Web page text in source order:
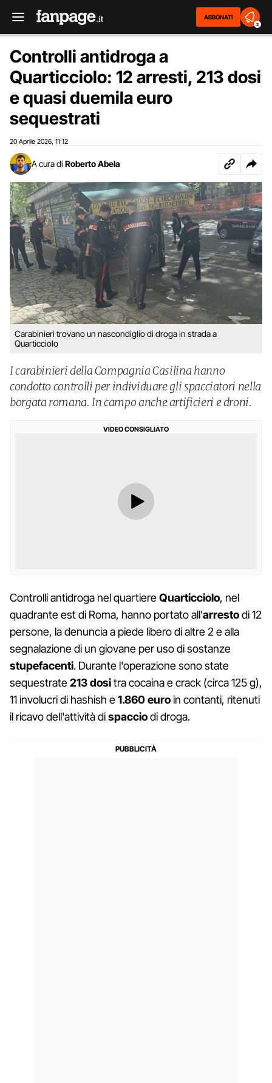
ABBONATI
2
Controlli antidroga a
Quarticciolo: 12 arresti, 213 dosi
e quasi duemila euro
sequestrati
20 Aprile 2026 11:12
A cura di Roberto Abela
Carabinieri trovano un nascondiglio di droga in strada a
Quarticciolo
I carabinieri della Compagnia Casilina hanno
condotto controlli per individuare gli spacciatori nella
borgata romana. In campo anche artificieri e droni.
VIDEO CONSIGLIATO
Controlli antidroga nel quartiereQuarticciolo, nel
quadrante est di Roma, hanno portato all'arrestodi 12
persone, la denuncia a piede libero di altre 2 e alla
segnalazione di un giovane per uso di sostanze
stupefacenti. Durante l'operazione sono state
sequestrate213 dositra cocaina e crack (circa 125 g),
11 involucri di hashish e1.860 euroin contanti, ritenuti
il ricavo dell'attività dispacciodi droga.